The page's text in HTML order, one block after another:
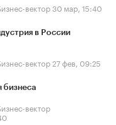
вектор30 мар, 15:40
в России
вектор27 фев, 09:25
бизнеса
вектор